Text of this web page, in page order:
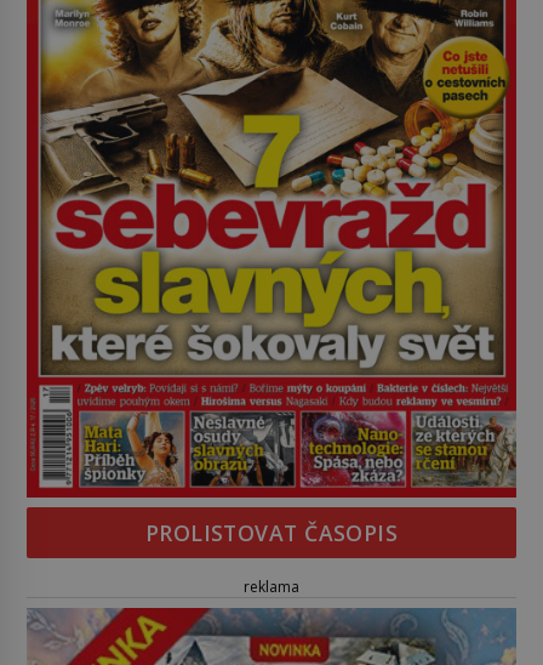
PROLISTOVAT ČASOPIS
reklama